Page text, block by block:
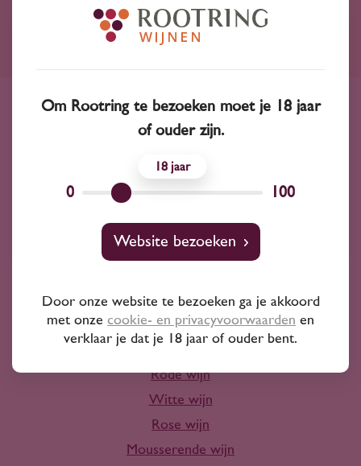
Advies nodig?
Wijnprofessionals
10+ jaar ervaring
Wijn
Rode wijn
Witte wijn
Rose wijn
Mousserende wijn
Om Rootring te bezoeken moet je 18 jaar
of ouder zijn.
0
18
100
Website bezoeken
Door onze website te bezoeken ga je akkoord
met onze cookie- en privacyvoorwaarden en
verklaar je dat je 18 jaar of ouder bent.